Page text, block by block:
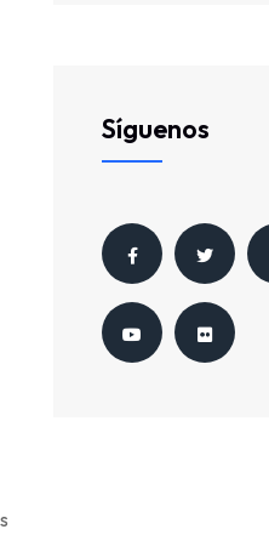
Síguenos
s